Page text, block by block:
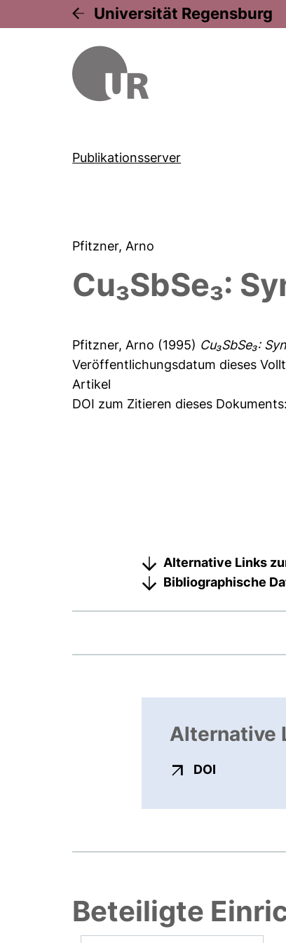
Universität Regensburg
Publikationsserver
Pfitzner, Arno
Cu₃SbSe₃:
Pfitzner, Arno (1995) Cu₃SbSe₃:
Veröffentlichungsdatum dieses
Artikel
DOI zum Zitieren dieses Dokuments:
Alternative Links
Bibliographische
Alternative
DOI
Beteiligte